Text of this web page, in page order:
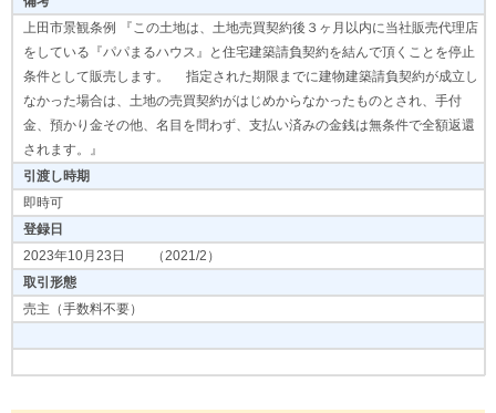
上田市景観条例 『この土地は、土地売買契約後３ヶ月以内に当社販売代理店
をしている『パパまるハウス』と住宅建築請負契約を結んで頂くことを停止
条件として販売します。 指定された期限までに建物建築請負契約が成立し
なかった場合は、土地の売買契約がはじめからなかったものとされ、手付
金、預かり金その他、名目を問わず、支払い済みの金銭は無条件で全額返還
されます。』
引渡し時期
即時可
登録日
2023年10月23日 （2021/2）
取引形態
売主（手数料不要）